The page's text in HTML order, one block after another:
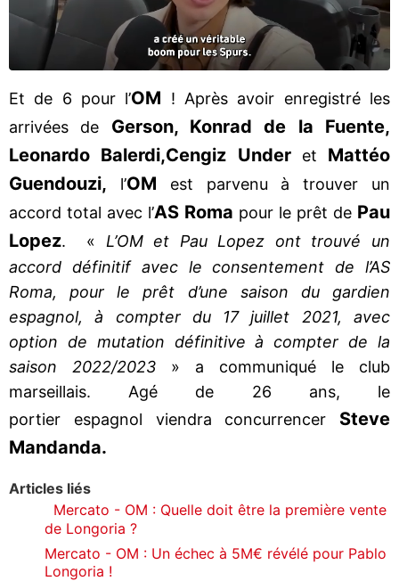
Et de 6 pour l’OM ! Après avoir enregistré les
arrivées de Gerson, Konrad de la Fuente,
Leonardo Balerdi,Cengiz Underet Mattéo
Guendouzi, l’OM
est parvenu à trouver un
accord total avec l’AS Roma pour le prêt de Pau
Lopez. « L’OM et Pau Lopez ont trouvé un
accord définitif avec le consentement de l’AS
Roma, pour le prêt d’une saison du gardien
espagnol, à compter du 17 juillet 2021, avec
option de mutation définitive à compter de la
saison 2022/2023 » a communiqué le club
marseillais. Agé de 26 ans, le
portier espagnol viendra concurrencer Steve
Mandanda.
Articles liés
Mercato - OM : Quelle doit être la première vente
de Longoria ?
Mercato - OM : Un échec à 5M€ révélé pour Pablo
Longoria !